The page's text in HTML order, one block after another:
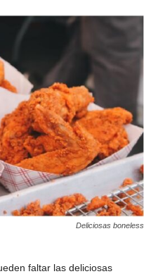
Deliciosas boneless
faltar las deliciosas